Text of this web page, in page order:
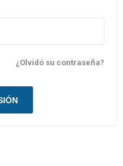
¿Olvidó su contraseña?